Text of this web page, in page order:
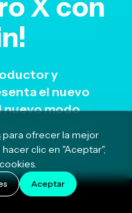
y
el nuevo
nuevo modo
para ofrecer la mejor
clic en "Aceptar",
Aceptar